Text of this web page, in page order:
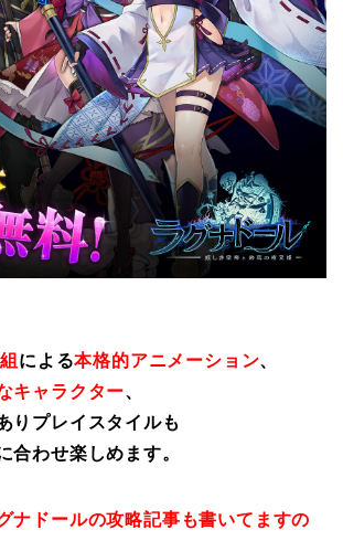
による本格的アニメーション、
キャラクター、
りプレイスタイルも
合わせ楽しめます。
ナドールの攻略記事も書いてますの